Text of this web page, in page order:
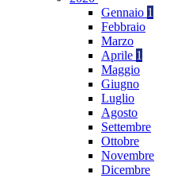
Gennaio 1
Febbraio
Marzo
Aprile 1
Maggio
Giugno
Luglio
Agosto
Settembre
Ottobre
Novembre
Dicembre